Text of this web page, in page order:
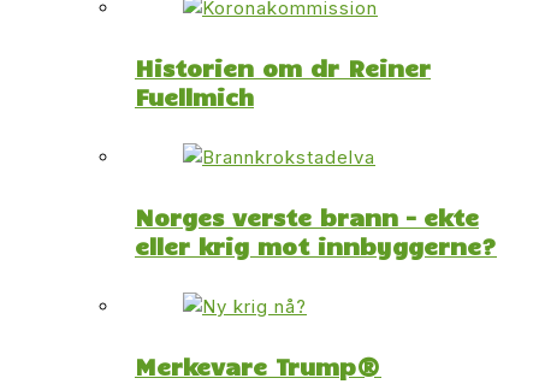
Historien om dr Reiner
Fuellmich
Norges verste brann – ekte
eller krig mot innbyggerne?
Merkevare Trump®